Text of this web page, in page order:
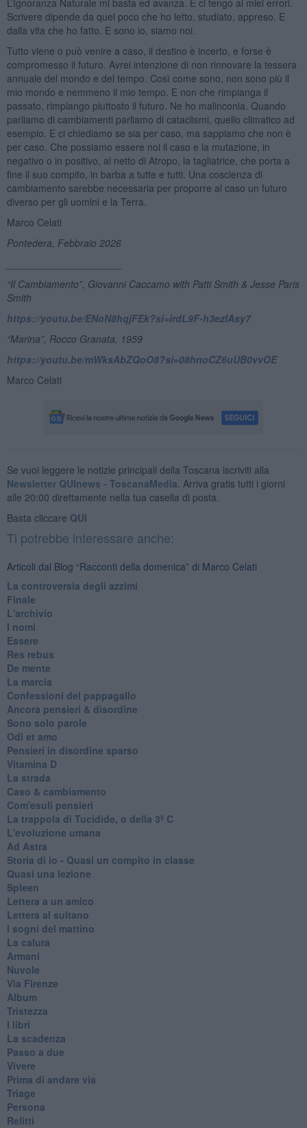
Scrivere dipende da quel poco che ho letto, studiato, appreso. E
dalla vita che ho fatto. E sono io, siamo noi.
Tutto viene o può venire a caso, il destino è incerto, e forse è
compromesso il futuro. Avrei intenzione di non rinnovare la tessera
annuale del mondo e del tempo. Così come sono, non sono più il
mio mondo e nemmeno il mio tempo. E non che rimpianga il
passato, rimpiango piuttosto il futuro. Ne ho malinconia. Quando
parliamo di cambiamenti parliamo di cataclismi, quello climatico ad
esempio. E ci chiediamo se sia per caso, ma sappiamo che non è
per caso. Che possiamo essere noi il caso e la mutazione, in
negativo o in positivo, al netto di Atropo, la tagliatrice, che porta a
fine il suo compito, in barba a tutte e tutti. Una coscienza di
cambiamento sarebbe necessaria per proporre al caso un futuro
diverso per gli uomini e la Terra.
Marco Celati
Pontedera, Febbraio 2026
“Il Cambiamento”, Giovanni Caccamo with Patti Smith & Jesse Paris
Smith
https://youtu.be/ENoN8hqjFEk?si=irdL9F-h3ezIAsy7
“Marina”, Rocco Granata, 1959
https://youtu.be/mWksAbZQoO8?si=08hnoCZ6uUB0vvOE
Marco Celati
Se vuoi leggere le notizie principali della Toscana iscriviti alla
Newsletter QUInews - ToscanaMedia. Arriva gratis tutti i giorni
alle 20:00 direttamente nella tua casella di posta.
Basta cliccare QUI
Ti potrebbe interessare anche:
Articoli dal Blog “Racconti della domenica” di Marco Celati
La controversia degli azzimi
Finale
L'archivio
I nomi
Essere
Res rebus
De mente
La marcia
Confessioni del pappagallo
Ancora pensieri & disordine
Sono solo parole
Odi et amo
Pensieri in disordine sparso
Vitamina D
La strada
Caso & cambiamento
Com'esuli pensieri
La trappola di Tucidide, o della 3ª C
L'evoluzione umana
Ad Astra
Storia di io - Quasi un compito in classe
Quasi una lezione
Spleen
Lettera a un amico
Lettera al sultano
I sogni del mattino
La calura
Armani
Nuvole
Via Firenze
Album
Tristezza
I libri
La scadenza
Passo a due
Vivere
Prima di andare via
Triage
Persona
Relitti